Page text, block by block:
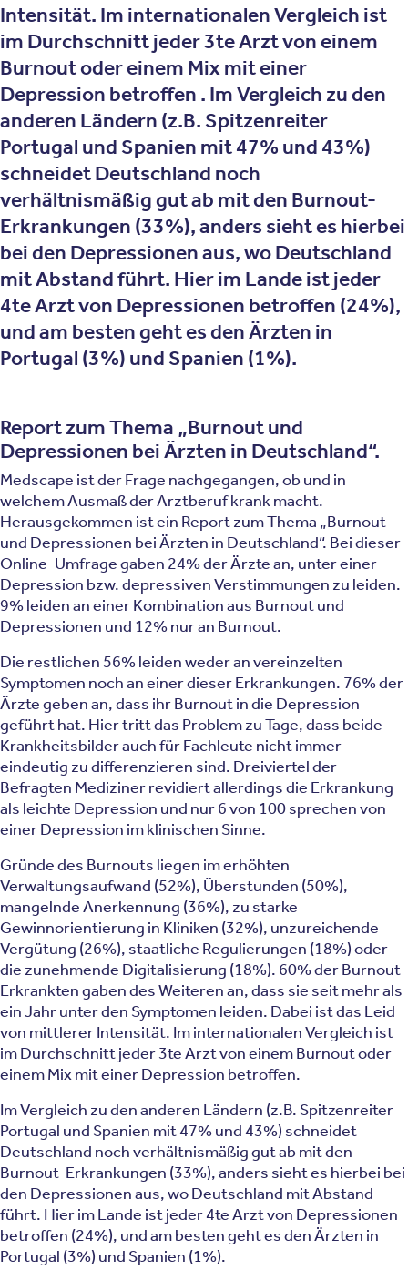
Intensität. Im internationalen Vergleich ist
im Durchschnitt jeder 3te Arzt von einem
Burnout oder einem Mix mit einer
Depression betroffen . Im Vergleich zu den
anderen Ländern (z.B. Spitzenreiter
Portugal und Spanien mit 47% und 43%)
schneidet Deutschland noch
verhältnismäßig gut ab mit den Burnout-
Erkrankungen (33%), anders sieht es hierbei
bei den Depressionen aus, wo Deutschland
mit Abstand führt. Hier im Lande ist jeder
4te Arzt von Depressionen betroffen (24%),
und am besten geht es den Ärzten in
Portugal (3%) und Spanien (1%).
Report zum Thema „Burnout und
Depressionen bei Ärzten in Deutschland“.
Medscape ist der Frage nachgegangen, ob und in
welchem Ausmaß der Arztberuf krank macht.
Herausgekommen ist ein Report zum Thema „Burnout
und Depressionen bei Ärzten in Deutschland“. Bei dieser
Online-Umfrage gaben 24% der Ärzte an, unter einer
Depression bzw. depressiven Verstimmungen zu leiden.
9% leiden an einer Kombination aus Burnout und
Depressionen und 12% nur an Burnout.
Die restlichen 56% leiden weder an vereinzelten
Symptomen noch an einer dieser Erkrankungen. 76% der
Ärzte geben an, dass ihr Burnout in die Depression
geführt hat. Hier tritt das Problem zu Tage, dass beide
Krankheitsbilder auch für Fachleute nicht immer
eindeutig zu differenzieren sind. Dreiviertel der
Befragten Mediziner revidiert allerdings die Erkrankung
als leichte Depression und nur 6 von 100 sprechen von
einer Depression im klinischen Sinne.
Gründe des Burnouts liegen im erhöhten
Verwaltungsaufwand (52%), Überstunden (50%),
mangelnde Anerkennung (36%), zu starke
Gewinnorientierung in Kliniken (32%), unzureichende
Vergütung (26%), staatliche Regulierungen (18%) oder
die zunehmende Digitalisierung (18%). 60% der Burnout-
Erkrankten gaben des Weiteren an, dass sie seit mehr als
ein Jahr unter den Symptomen leiden. Dabei ist das Leid
von mittlerer Intensität. Im internationalen Vergleich ist
im Durchschnitt jeder 3te Arzt von einem Burnout oder
einem Mix mit einer Depression betroffen.
Im Vergleich zu den anderen Ländern (z.B. Spitzenreiter
Portugal und Spanien mit 47% und 43%) schneidet
Deutschland noch verhältnismäßig gut ab mit den
Burnout-Erkrankungen (33%), anders sieht es hierbei bei
den Depressionen aus, wo Deutschland mit Abstand
führt. Hier im Lande ist jeder 4te Arzt von Depressionen
betroffen (24%), und am besten geht es den Ärzten in
Portugal (3%) und Spanien (1%).